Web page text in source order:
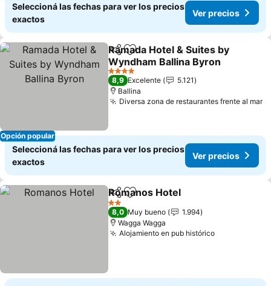
Seleccioná las fechas para ver los precios
exactos
Ver precios
Opción popular
CompartirAñadir a favoritos
Ramada Hotel & Suites by
Wyndham Ballina Byron
4 Estrellas
8,9 Excelente
5.121
Ballina
Diversa zona de restaurantes frente al mar
Seleccioná las fechas para ver los precios
exactos
Ver precios
CompartirAñadir a favoritos
Romanos Hotel
2 Estrellas
8,0 Muy bueno
1.994
Wagga Wagga
Alojamiento en pub histórico